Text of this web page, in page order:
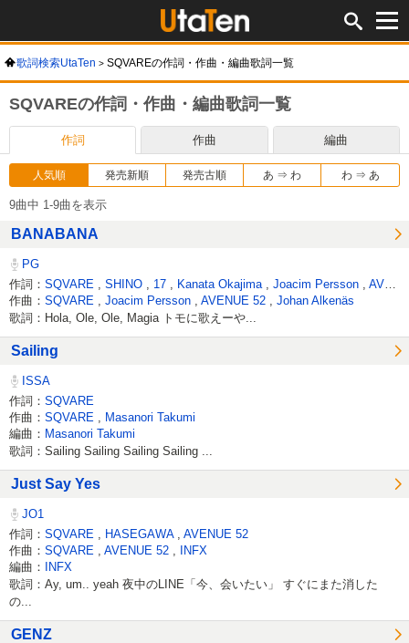
歌詞検索UtaTen SQVAREの作詞・作曲・編曲歌詞一覧
SQVAREの作詞・作曲・編曲歌詞一覧
作詞 作曲 編曲
人気順 発売新順 発売古順 あ ⇒ わ わ ⇒ あ
9曲中 1-9曲を表示
BANABANA
PG
作詞： SQVARE SHINO 17 Kanata Okajima Joacim Persson
AVENUE 52
作曲： SQVARE Joacim Persson AVENUE 52 Johan Alkenäs
歌詞：Hola, Ole, Ole, Magia トモに歌えーや...
Sailing
ISSA
作詞： SQVARE
作曲： SQVARE
Masanori Takumi
編曲： Masanori Takumi
歌詞：Sailing Sailing Sailing Sailing ...
Just Say Yes
JO1
作詞： SQVARE HASEGAWA
AVENUE 52
作曲： SQVARE AVENUE 52
INFX
編曲：
INFX
歌詞：Ay, um.. yeah 夜中のLINE「今、会いたい」 すぐにまた消した
の...
GENZ